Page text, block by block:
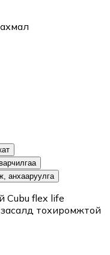
анхааруулга
Cubu flex life
тохиромжтой